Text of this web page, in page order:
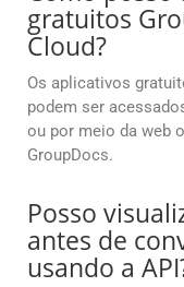
gratuitos
Cloud?
Os aplicativos
podem ser
ou por meio da web
GroupDocs.
Posso
antes de
usando a